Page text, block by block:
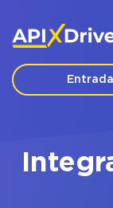
Entrada